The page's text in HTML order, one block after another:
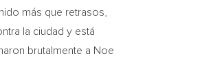
más que retrasos,
la ciudad y está
brutalmente a Noe